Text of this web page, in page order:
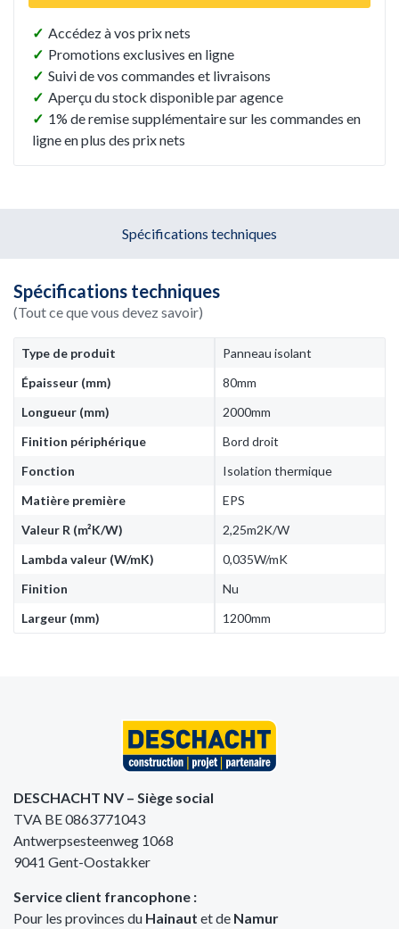
✓ Accédez à vos prix nets
✓ Promotions exclusives en ligne
✓ Suivi de vos commandes et livraisons
✓ Aperçu du stock disponible par agence
✓ 1% de remise supplémentaire sur les commandes en
ligne en plus des prix nets
Spécifications techniques
Spécifications techniques
(Tout ce que vous devez savoir)
Type de produit
Panneau isolant
Épaisseur (mm)
80mm
Longueur (mm)
2000mm
Finition périphérique
Bord droit
Fonction
Isolation thermique
Matière première
EPS
Valeur R (m²K/W)
2,25m2K/W
Lambda valeur (W/mK)
0,035W/mK
Finition
Nu
Largeur (mm)
1200mm
DESCHACHT NV – Siège social
TVA BE 0863771043
Antwerpsesteenweg 1068
9041 Gent-Oostakker
Service client francophone :
Pour les provinces du Hainaut et de Namur